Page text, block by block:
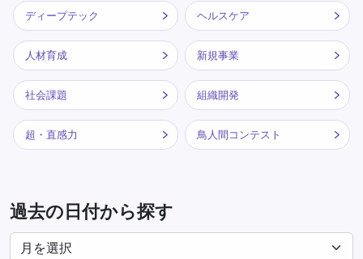
ディープテック ヘルスケア
人材育成 新規事業
社会課題 組織開発
超・直感力 鳥人間コンテスト
過去の日付から探す